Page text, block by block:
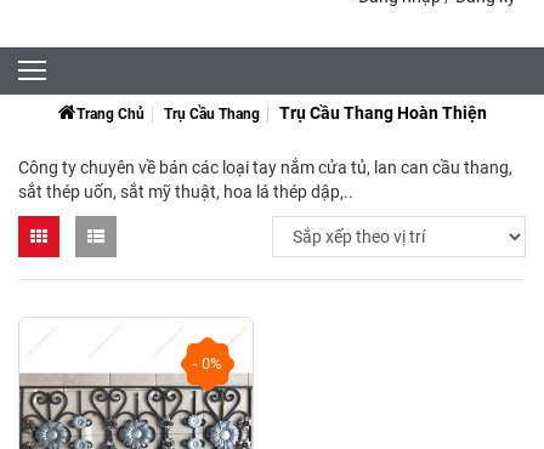
Trang Chủ Trụ Cầu Thang Trụ Cầu Thang Hoàn Thiện
Công ty chuyên về bán các loại tay nắm cửa tủ, lan can cầu thang,
sắt thép uốn, sắt mỹ thuật, hoa lá thép dập,..
- 0%